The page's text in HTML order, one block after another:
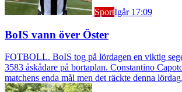
SportIgår 17:09
BoIS vann över Öster
FOTBOLL. BoIS tog på lördagen en viktig
3583 åskådare på bortaplan. Constantino
matchens enda mål men det räckte denna lördag.